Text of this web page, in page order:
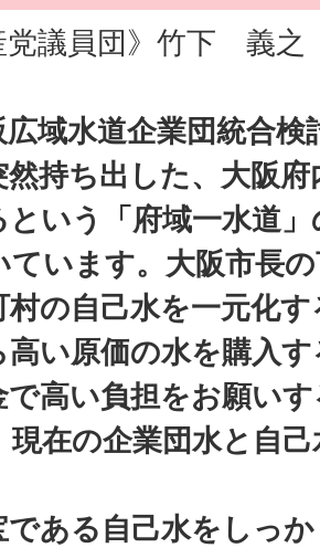
党議員団》竹下 義之
広域水道企業団統合
然持ち出した、大阪
という「府域一水道
ています。大阪市長
の自己水を一元化
高い原価の水を購入
で高い負担をお願い
現在の企業団水と自
ある自己水をしっ